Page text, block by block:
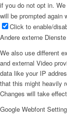
if you do not opt in.
will be prompted again
Click to enable/
Andere externe Dienste
We also use different
and external Video
data like your IP
that this might heavily
Changes will take
Google Webfont